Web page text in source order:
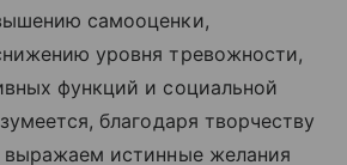
самооценки,
уровня тревожности,
функций и социальной
благодаря творчеству
истинные желания